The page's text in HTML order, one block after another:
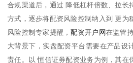
合规渠道后，通过 降低杠杆倍数、拉长
方式，逐步将配资风险控制纳入到 更为
风险控制专家提醒，配资开户网在监管
大背景下，实盘配资平台需要在产品设
责任。以 恒信证券配资业务为例，其在